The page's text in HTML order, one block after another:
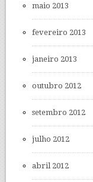
maio 2013
fevereiro 2013
janeiro 2013
outubro 2012
setembro 2012
julho 2012
abril 2012